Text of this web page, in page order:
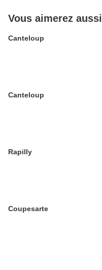
Vous aimerez aussi
Canteloup
Canteloup
Rapilly
Coupesarte